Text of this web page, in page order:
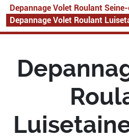
Depannage Volet Roulant
Depannage Volet Roulant